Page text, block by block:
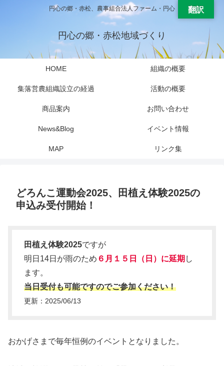
円心の郷・赤松、農事組合法人ファーム・円心
円心の郷・赤松地域づくり
HOME 組織の概要
集落営農組織設立の経過 活動の概要
商品案内 お問い合わせ
News&Blog イベント情報
MAP リンク集
どろんこ運動会2025、田植え体験2025の
申込み受付開始！
田植え体験2025ですが
明日14日が雨のため ６月１５日（日）に延期 し
ます。
当日受付も可能ですのでご参加ください！
更新：2025/06/13
おかげさまで毎年恒例のイベントとなりました。
翻訳